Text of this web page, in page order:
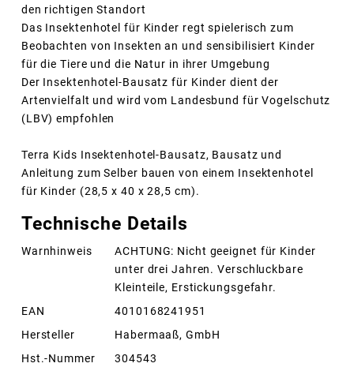
den richtigen Standort
Das Insektenhotel für Kinder regt spielerisch zum
Beobachten von Insekten an und sensibilisiert Kinder
für die Tiere und die Natur in ihrer Umgebung
Der Insektenhotel-Bausatz für Kinder dient der
Artenvielfalt und wird vom Landesbund für Vogelschutz
(LBV) empfohlen
Terra Kids Insektenhotel-Bausatz, Bausatz und
Anleitung zum Selber bauen von einem Insektenhotel
für Kinder (28,5 x 40 x 28,5 cm).
Technische Details
Warnhinweis
ACHTUNG: Nicht geeignet für Kinder
unter drei Jahren. Verschluckbare
Kleinteile, Erstickungsgefahr.
EAN
4010168241951
Hersteller
Habermaaß, GmbH
Hst.-Nummer
304543